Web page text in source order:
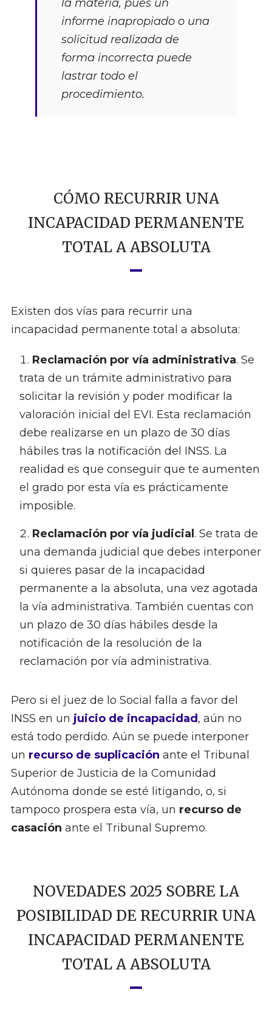
la materia, pues un
informe inapropiado o una
solicitud realizada de
forma incorrecta puede
lastrar todo el
procedimiento.
CÓMO RECURRIR UNA
INCAPACIDAD PERMANENTE
TOTAL A ABSOLUTA
Existen dos vías para recurrir una
incapacidad permanente total a absoluta:
Reclamación por vía administrativa. Se
trata de un trámite administrativo para
solicitar la revisión y poder modificar la
valoración inicial del EVI. Esta reclamación
debe realizarse en un plazo de 30 días
hábiles tras la notificación del INSS. La
realidad es que conseguir que te aumenten
el grado por esta vía es prácticamente
imposible.
Reclamación por vía judicial . Se trata de
una demanda judicial que debes interponer
si quieres pasar de la incapacidad
permanente a la absoluta, una vez agotada
la vía administrativa. También cuentas con
un plazo de 30 días hábiles desde la
notificación de la resolución de la
reclamación por vía administrativa.
Pero si el juez de lo Social falla a favor del
INSS en un juicio de incapacidad , aún no
está todo perdido. Aún se puede interponer
un recurso de suplicación ante el Tribunal
Superior de Justicia de la Comunidad
Autónoma donde se esté litigando, o, si
tampoco prospera esta vía, un recurso de
casación ante el Tribunal Supremo.
NOVEDADES 2025 SOBRE LA
POSIBILIDAD DE RECURRIR UNA
INCAPACIDAD PERMANENTE
TOTAL A ABSOLUTA